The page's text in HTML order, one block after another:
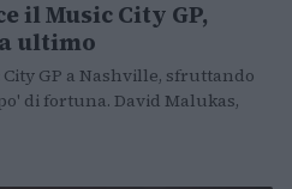
il Music City GP,
ultimo
GP a Nashville, sfruttando
di fortuna. David Malukas,